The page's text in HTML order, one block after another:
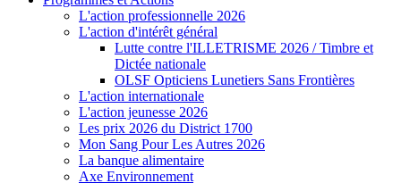
L'action professionnelle 2026
L'action d'intérêt général
Lutte contre l'ILLETRISME 2026 / Timbre et
Dictée nationale
OLSF Opticiens Lunetiers Sans Frontières
L'action internationale
L'action jeunesse 2026
Les prix 2026 du District 1700
Mon Sang Pour Les Autres 2026
La banque alimentaire
Axe Environnement